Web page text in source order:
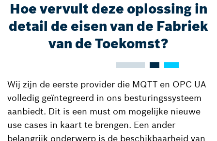
Hoe vervult deze oplossing in
detail de eisen van de Fabriek
van de Toekomst?
Wij zijn de eerste provider die MQTT en OPC UA
volledig geïntegreerd in ons besturingssysteem
aanbiedt. Dit is een must om mogelijke nieuwe
use cases in kaart te brengen. Een ander
belangrijk onderwerp is de beschikbaarheid van